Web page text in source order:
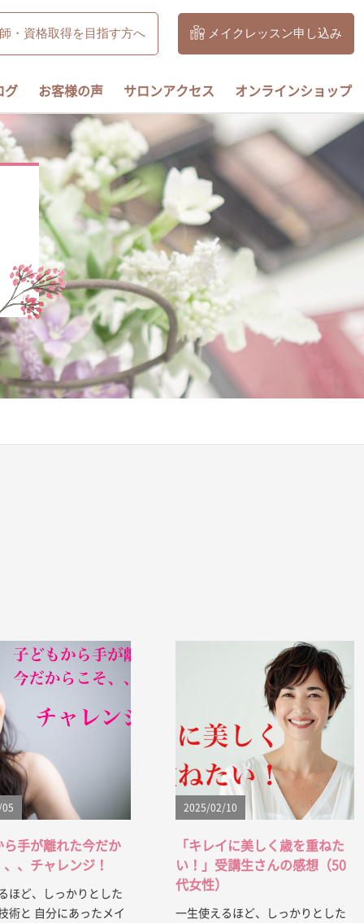
・資格取得を目指す方へ メイクレッスン申し込み
グ お客様の声 サロンアクセス オンラインショップ
手が離れた今だか
、チャレンジ！
ほど、しっかりとした
術と 自分にあったメイ
2025/02/10
「キレイに美しく歳を重ねた
い！」受講生さんの感想（50
代女性）
一生使えるほど、しっかりとした